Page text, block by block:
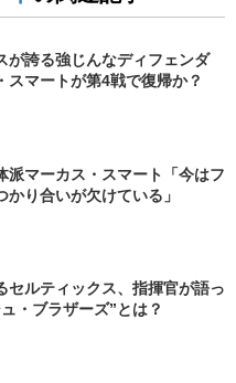
が誇る強じんなディフェンダ
スマートが第4戦で復帰か？
派マーカス・スマート「今はフ
かり合いが欠けている」
セルティックス、指揮官が語っ
・ブラザーズ”とは？